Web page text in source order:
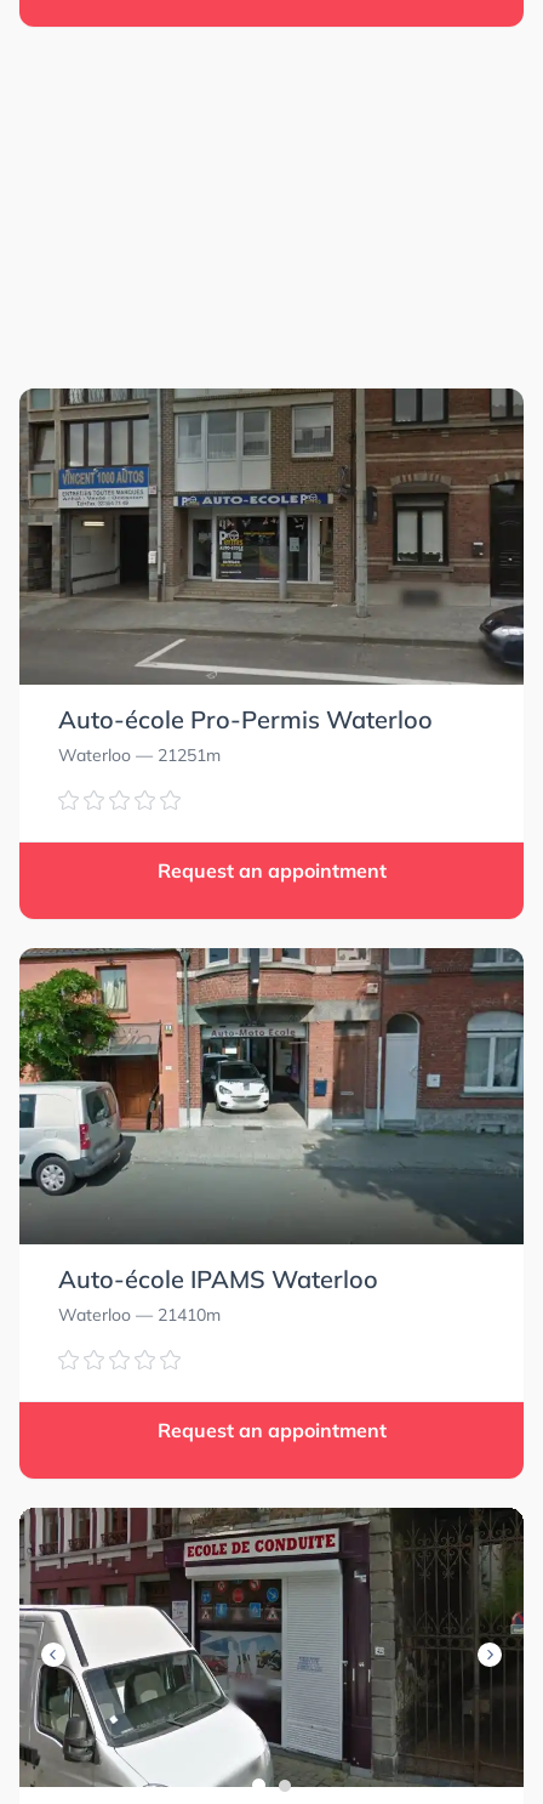
Auto-école Pro-Permis Waterloo
Waterloo — 21251m
Request an appointment
Auto-école IPAMS Waterloo
Waterloo — 21410m
Request an appointment